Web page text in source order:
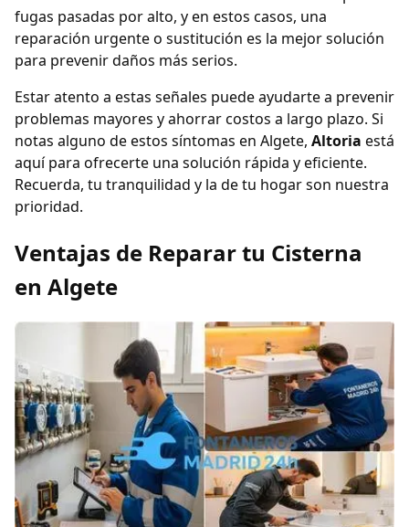
fugas pasadas por alto, y en estos casos, una
reparación urgente o sustitución es la mejor solución
para prevenir daños más serios.
Estar atento a estas señales puede ayudarte a prevenir
problemas mayores y ahorrar costos a largo plazo. Si
notas alguno de estos síntomas en Algete, Altoria está
aquí para ofrecerte una solución rápida y eficiente.
Recuerda, tu tranquilidad y la de tu hogar son nuestra
prioridad.
Ventajas de Reparar tu Cisterna
en Algete